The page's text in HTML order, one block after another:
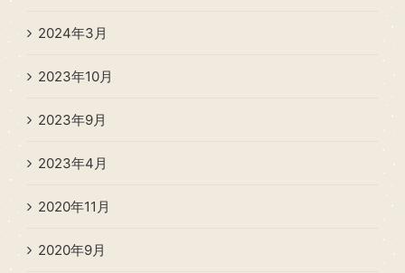
2024年3月
2023年10月
2023年9月
2023年4月
2020年11月
2020年9月